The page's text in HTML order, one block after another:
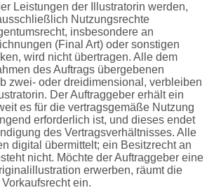
Leistungen der Illustratorin werden,
Nutzungsrechte
insbesondere an
(Final Art) oder sonstigen
wird nicht übertragen. Alle dem
des Auftrags übergebenen
zwei- oder dreidimensional, verbleiben
Der Auftraggeber erhält ein
es für die vertragsgemäße Nutzung
erforderlich ist, und dieses endet
des Vertragsverhältnisses. Alle
digital übermittelt; ein Besitzrecht an
nicht. Möchte der Auftraggeber eine
erwerben, räumt die
Vorkaufsrecht ein.